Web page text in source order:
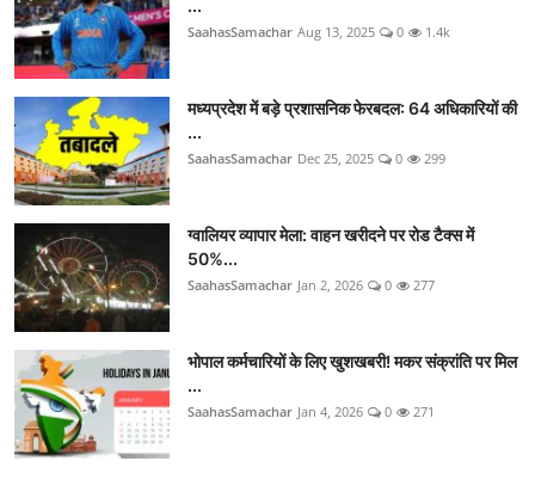
...
SaahasSamachar Aug 13, 2025 0 1.4k
मध्यप्रदेश में बड़े प्रशासनिक फेरबदल: 64 अधिकारियों की
...
SaahasSamachar Dec 25, 2025 0 299
ग्वालियर व्यापार मेला: वाहन खरीदने पर रोड टैक्स में
50%...
SaahasSamachar Jan 2, 2026 0 277
भोपाल कर्मचारियों के लिए खुशखबरी! मकर संक्रांति पर मिल
...
SaahasSamachar Jan 4, 2026 0 271